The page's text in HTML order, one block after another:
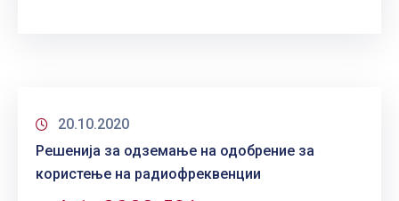
20.10.2020
Решенија за одземање на одобрение за
користење на радиофреквенции